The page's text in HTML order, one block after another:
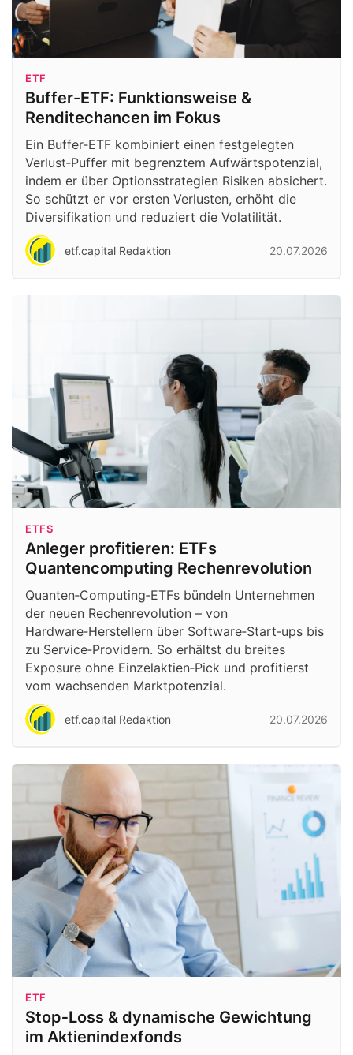
ETF
Buffer-ETF: Funktionsweise &
Renditechancen im Fokus
Ein Buffer‑ETF kombiniert einen festgelegten
Verlust‑Puffer mit begrenztem Aufwärtspotenzial,
indem er über Optionsstrategien Risiken absichert.
So schützt er vor ersten Verlusten, erhöht die
Diversifikation und reduziert die Volatilität.
etf.capital Redaktion 20.07.2026
ETFS
Anleger profitieren: ETFs
Quantencomputing Rechenrevolution
Quanten‑Computing‑ETFs bündeln Unternehmen
der neuen Rechenrevolution – von
Hardware‑Herstellern über Software‑Start‑ups bis
zu Service‑Providern. So erhältst du breites
Exposure ohne Einzelaktien‑Pick und profitierst
vom wachsenden Marktpotenzial.
etf.capital Redaktion 20.07.2026
ETF
Stop‑Loss & dynamische Gewichtung
im Aktienindexfonds